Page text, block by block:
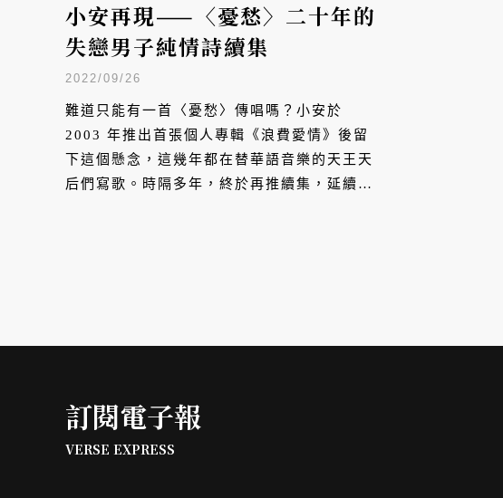
小安再現——〈憂愁〉二十年的
失戀男子純情詩續集
2022/09/26
難道只能有一首〈憂愁〉傳唱嗎？小安於
2003 年推出首張個人專輯《浪費愛情》後留
下這個懸念，這幾年都在替華語音樂的天王天
后們寫歌。時隔多年，終於再推續集，延續情
訂閱電子報
VERSE EXPRESS